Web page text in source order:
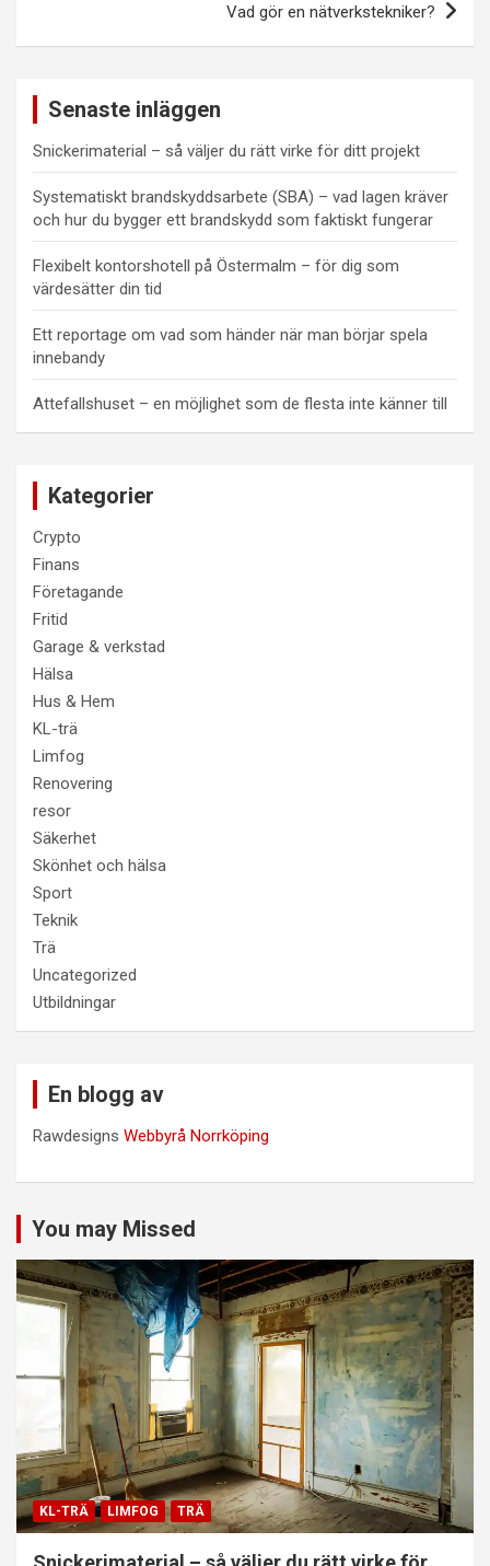
Vad gör en nätverkstekniker?
Senaste inläggen
Snickerimaterial – så väljer du rätt virke för ditt projekt
Systematiskt brandskyddsarbete (SBA) – vad lagen kräver
och hur du bygger ett brandskydd som faktiskt fungerar
Flexibelt kontorshotell på Östermalm – för dig som
värdesätter din tid
Ett reportage om vad som händer när man börjar spela
innebandy
Attefallshuset – en möjlighet som de flesta inte känner till
Kategorier
Crypto
Finans
Företagande
Fritid
Garage & verkstad
Hälsa
Hus & Hem
KL-trä
Limfog
Renovering
resor
Säkerhet
Skönhet och hälsa
Sport
Teknik
Trä
Uncategorized
Utbildningar
En blogg av
Rawdesigns Webbyrå Norrköping
You may Missed
KL-TRÄ LIMFOG TRÄ